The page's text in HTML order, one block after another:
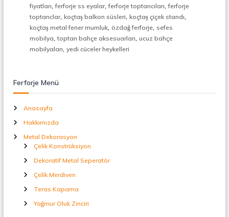
e
p
e
r
a
fiyatları,ferforje ss eyalar,ferforje toptancıları,ferforje
toptanclar, koçtaş balkon süsleri, koçtaş çiçek standı,
koçtaş metal fener mumluk, özdağ ferforje, sefes
mobilya,toptan bahçe aksesuarları, ucuz bahçe
mobilyaları, yedi cüceler heykelleri
Ferforje Menü
Anasayfa
Hakkımızda
Metal Dekorasyon
Çelik Konstrüksiyon
Dekoratif Metal Seperatör
Çelik Merdiven
Teras Kapama
Yağmur Oluk Zinciri